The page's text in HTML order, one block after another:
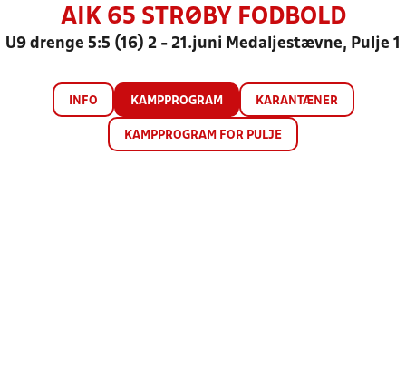
AIK 65 STRØBY FODBOLD
U9 drenge 5:5 (16) 2 - 21.juni Medaljestævne, Pulje 1
INFO KAMPPROGRAM KARANTÆNER
KAMPPROGRAM FOR PULJE